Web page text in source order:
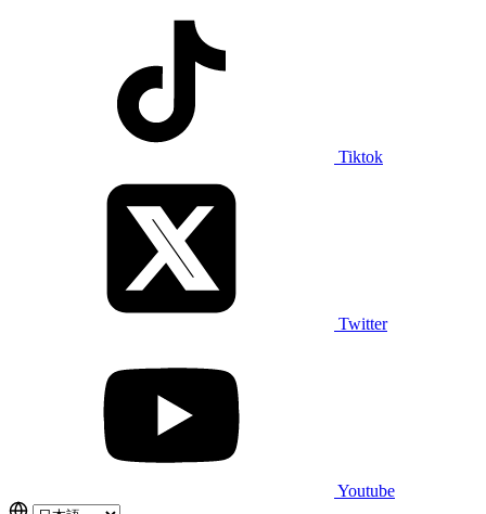
Tiktok
Twitter
Youtube